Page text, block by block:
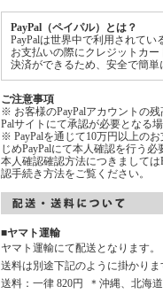
PayPal（ペイパル）とは？
PayPalは世界中で利用されてい
お支払いの際にクレジットカ
決済ができるため、安全で簡単
ご注意事項
※ お客様のPayPalアカウントの
Palサイトにて承認が必要となる
※ PayPalを通じて10万円以上の
じめPayPalにて本人確認を行う必
本人確認確認方法につきましては
認手続き方法をご覧ください。
■ヤマト運輸
ヤマト運輸にて配送となります。
送料は別途下記のように掛かりま
送料：一律 820円 ＊沖縄、北海